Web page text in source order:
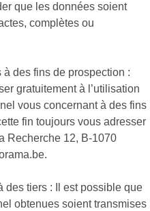
que les données soient
complètes ou
à des fins de prospection :
gratuitement à l’utilisation
vous concernant à des fins
fin toujours vous adresser
Recherche 12, B-1070
des tiers : Il est possible que
obtenues soient transmises